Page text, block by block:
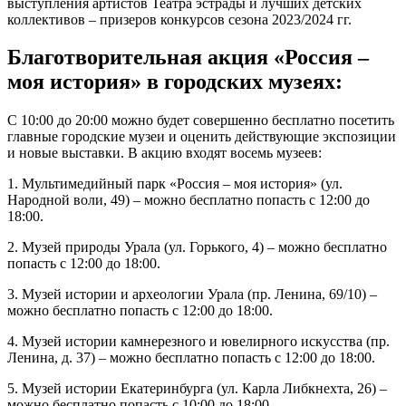
коллективов – призеров конкурсов сезона 2023/2024 гг.
Благотворительная акция «Россия –
моя история» в городских музеях:
С 10:00 до 20:00 можно будет совершенно бесплатно посетить
главные городские музеи и оценить действующие экспозиции
и новые выставки. В акцию входят восемь музеев:
1. Мультимедийный парк «Россия – моя история» (ул.
Народной воли, 49) – можно бесплатно попасть с 12:00 до
18:00.
2. Музей природы Урала (ул. Горького, 4) – можно бесплатно
попасть с 12:00 до 18:00.
3. Музей истории и археологии Урала (пр. Ленина, 69/10) –
можно бесплатно попасть с 12:00 до 18:00.
4. Музей истории камнерезного и ювелирного искусства (пр.
Ленина, д. 37) – можно бесплатно попасть с 12:00 до 18:00.
5. Музей истории Екатеринбурга (ул. Карла Либкнехта, 26) –